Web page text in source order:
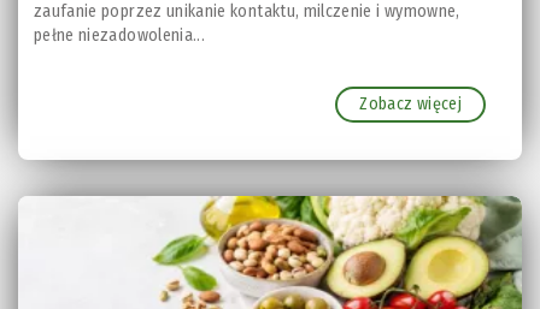
zaufanie poprzez unikanie kontaktu, milczenie i wymowne,
pełne niezadowolenia...
Zobacz więcej